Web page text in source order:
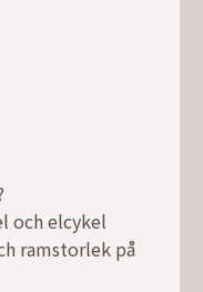
och elcykel
ramstorlek på